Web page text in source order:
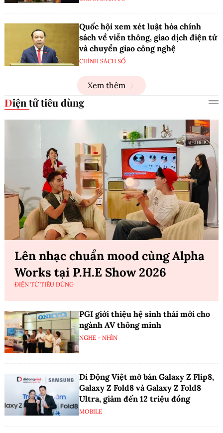
Quốc hội xem xét luật hóa chính
sách về viễn thông, giao dịch điện tử
và chuyển giao công nghệ
CHÍNH SÁCH SỐ
Xem thêm
Điện tử tiêu dùng
Lên nhạc chuẩn mood cùng Alpha
Works tại P.H.E Show 2026
ĐIỆN TỬ TIÊU DÙNG
PGI giới thiệu hệ sinh thái mới cho
ngành AV thông minh
NGHE - NHÌN
Di Động Việt mở bán Galaxy Z Flip8,
Galaxy Z Fold8 và Galaxy Z Fold8
Ultra, giảm đến 12 triệu đồng
MOBILE